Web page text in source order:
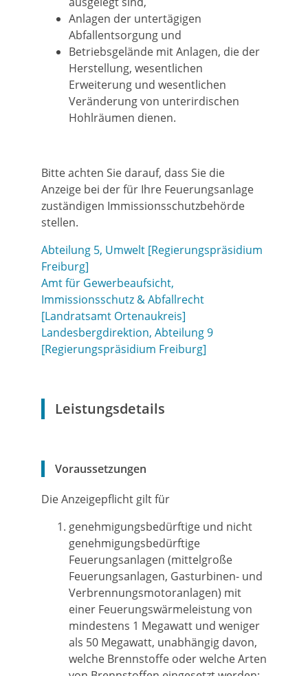
Anlagen der untertägigen
Abfallentsorgung und
Betriebsgelände mit Anlagen, die der
Herstellung, wesentlichen
Erweiterung und wesentlichen
Veränderung von unterirdischen
Hohlräumen dienen.
Bitte achten Sie darauf, dass Sie die
Anzeige bei der für Ihre Feuerungsanlage
zuständigen Immissionsschutzbehörde
stellen.
Abteilung 5, Umwelt [Regierungspräsidium
Freiburg]
Amt für Gewerbeaufsicht,
Immissionsschutz & Abfallrecht
[Landratsamt Ortenaukreis]
Landesbergdirektion, Abteilung 9
[Regierungspräsidium Freiburg]
Leistungsdetails
Voraussetzungen
Die Anzeigepflicht gilt für
genehmigungsbedürftige und nicht
genehmigungsbedürftige
Feuerungsanlagen (mittelgroße
Feuerungsanlagen, Gasturbinen- und
Verbrennungsmotoranlagen) mit
einer Feuerungswärmeleistung von
mindestens 1 Megawatt und weniger
als 50 Megawatt, unabhängig davon,
welche Brennstoffe oder welche Arten